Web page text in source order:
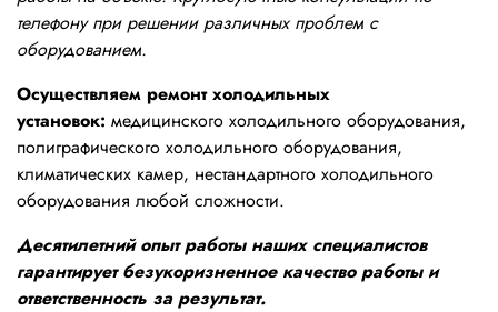
телефону при решении различных проблем с
оборудованием.
Осуществляем ремонт холодильных
установок: медицинского холодильного оборудования,
полиграфического холодильного оборудования,
климатических камер, нестандартного холодильного
оборудования любой сложности.
Десятилетний опыт работы наших специалистов
гарантирует безукоризненное качество работы и
ответственность за результат.